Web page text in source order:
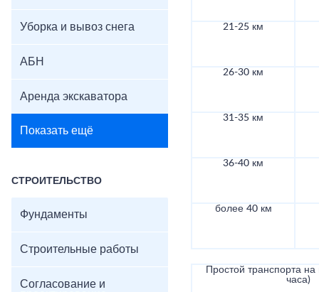
Уборка и вывоз снега
АБН
Аренда экскаватора
Показать ещё
СТРОИТЕЛЬСТВО
Фундаменты
Строительные работы
Согласование и
21-25 км
26-30 км
31-35 км
36-40 км
более 40 км
Простой транспорта на
часа)